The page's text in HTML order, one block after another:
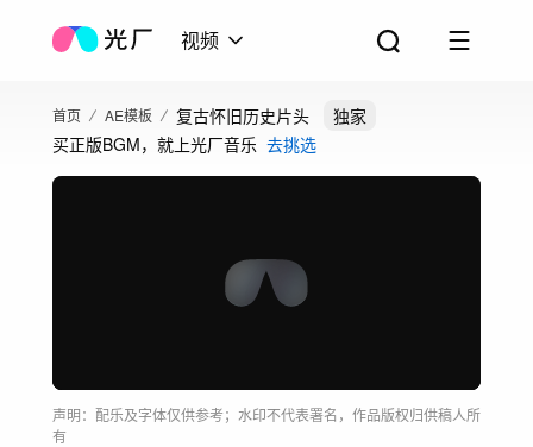
视频
首页 AE模板 复古怀旧历史片头
独家
买正版BGM，就上光厂音乐 去挑选
声明：配乐及字体仅供参考；水印不代表署名，作品版权归供稿人所
有